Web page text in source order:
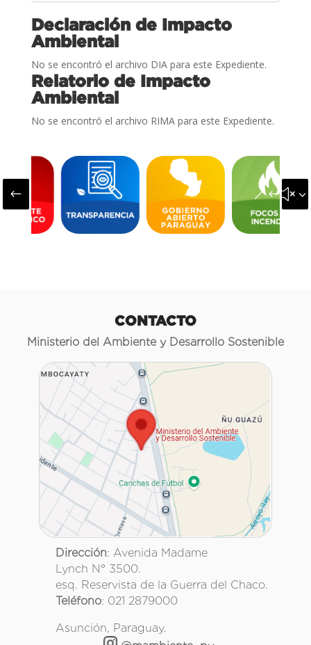
Declaración de Impacto
Ambiental
No se encontró el archivo DIA para este Expediente.
Relatorio de Impacto
Ambiental
No se encontró el archivo RIMA para este Expediente.
#
CONTACTO
Ministerio del Ambiente y Desarrollo Sostenible
Dirección: Avenida Madame
Lynch N° 3500.
esq. Reservista de la Guerra del Chaco.
Teléfono: 021 2879000
Asunción, Paraguay.